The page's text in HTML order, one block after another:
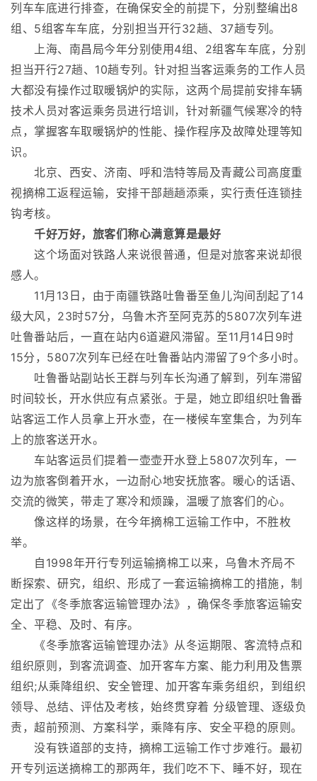
列车车底进行排查，在确保安全的前提下，分别整编出8
组、5组客车车底，分别担当开行32趟、37趟专列。
上海、南昌局今年分别使用4组、2组客车车底，分别
担当开行27趟、10趟专列。针对担当客运乘务的工作人员
大都没有操作过取暖锅炉的实际，这两个局提前安排车辆
技术人员对客运乘务员进行培训，针对新疆气候寒冷的特
点，掌握客车取暖锅炉的性能、操作程序及故障处理等知
识。
北京、西安、济南、呼和浩特等局及青藏公司高度重
视摘棉工返程运输，安排干部趟趟添乘，实行责任连锁挂
钩考核。
千好万好，旅客们称心满意算是最好
这个场面对铁路人来说很普通，但是对旅客来说却很
感人。
11月13日，由于南疆铁路吐鲁番至鱼儿沟间刮起了14
级大风，23时57分，乌鲁木齐至阿克苏的5807次列车进
吐鲁番站后，一直在站内6道避风滞留。至11月14日9时
15分，5807次列车已经在吐鲁番站内滞留了9个多小时。
吐鲁番站副站长王群与列车长沟通了解到，列车滞留
时间较长，开水供应有点紧张。于是，她立即组织吐鲁番
站客运工作人员拿上开水壶，在一楼候车室集合，为列车
上的旅客送开水。
车站客运员们提着一壶壶开水登上5807次列车，一
边为旅客倒着开水，一边耐心地安抚旅客。暖心的话语、
交流的微笑，带走了寒冷和烦躁，温暖了旅客们的心。
像这样的场景，在今年摘棉工运输工作中，不胜枚
举。
自1998年开行专列运输摘棉工以来，乌鲁木齐局不
断探索、研究，组织、形成了一套运输摘棉工的措施，制
定出了《冬季旅客运输管理办法》，确保冬季旅客运输安
全、平稳、及时、有序。
《冬季旅客运输管理办法》从冬运期限、客流特点和
组织原则，到客流调查、加开客车方案、能力利用及售票
组织;从乘降组织、安全管理、加开客车乘务组织，到组织
领导、总结、评估及考核，始终贯穿着 分级管理、逐级负
责，超前预测、方案科学，乘降有序、安全平稳的原则。
没有铁道部的支持，摘棉工运输工作寸步难行。最初
开专列运送摘棉工的那两年，我们吃不下、睡不好，现在